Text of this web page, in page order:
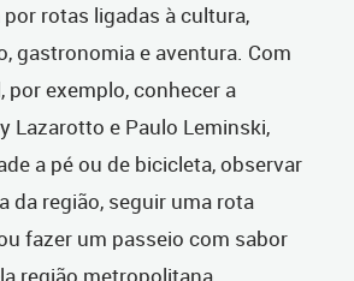
rotas ligadas à cultura,
gastronomia e aventura. Com
por exemplo, conhecer a
Lazarotto e Paulo Leminski,
a pé ou de bicicleta, observar
da região, seguir uma rota
fazer um passeio com sabor